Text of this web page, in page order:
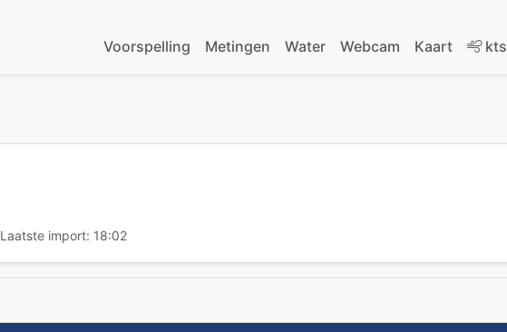
Voorspelling Metingen Water Webcam Kaart kts
Laatste import: 18:02